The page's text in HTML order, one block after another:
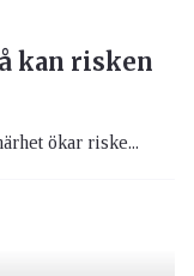
kan risken
ökar riske...